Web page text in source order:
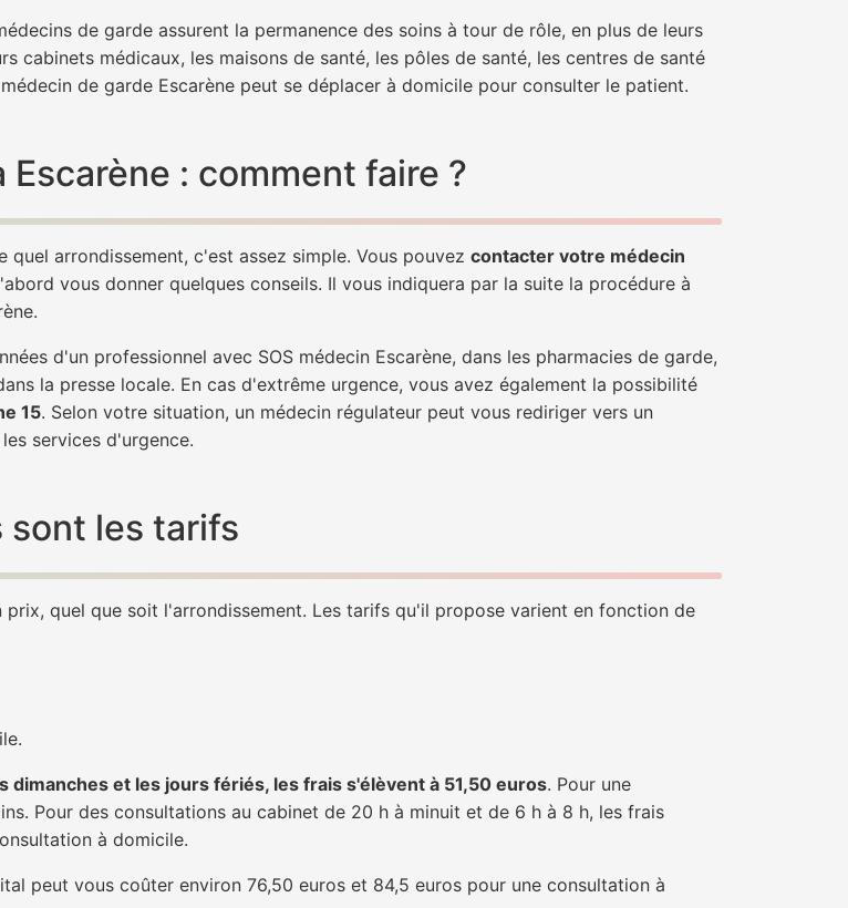
de garde assurent la permanence des soins à tour de rôle, en plus de leurs
cabinets médicaux, les maisons de santé, les pôles de santé, les centres de santé
de garde Escarène peut se déplacer à domicile pour consulter le patient.
: comment faire ?
arrondissement, c'est assez simple. Vous pouvez contacter votre médecin
vous donner quelques conseils. Il vous indiquera par la suite la procédure à
d'un professionnel avec SOS médecin Escarène, dans les pharmacies de garde,
la presse locale. En cas d'extrême urgence, vous avez également la possibilité
15. Selon votre situation, un médecin régulateur peut vous rediriger vers un
services d'urgence.
sont les tarifs
quel que soit l'arrondissement. Les tarifs qu'il propose varient en fonction de
dimanches et les jours fériés, les frais s'élèvent à 51,50 euros. Pour une
Pour des consultations au cabinet de 20 h à minuit et de 6 h à 8 h, les frais
à domicile.
peut vous coûter environ 76,50 euros et 84,5 euros pour une consultation à